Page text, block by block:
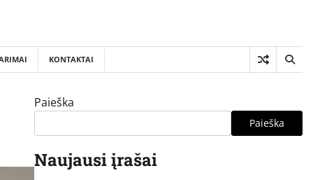
KONTAKTAI
Paieška
Paieška
Naujausi įrašai